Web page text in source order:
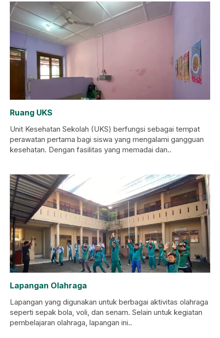
Ruang UKS
Unit Kesehatan Sekolah (UKS) berfungsi sebagai tempat
perawatan pertama bagi siswa yang mengalami gangguan
kesehatan. Dengan fasilitas yang memadai dan..
Lapangan Olahraga
Lapangan yang digunakan untuk berbagai aktivitas olahraga
seperti sepak bola, voli, dan senam. Selain untuk kegiatan
pembelajaran olahraga, lapangan ini..